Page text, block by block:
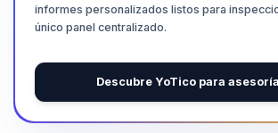
informes personalizados listos para
único panel centralizado.
Descubre YoTico para